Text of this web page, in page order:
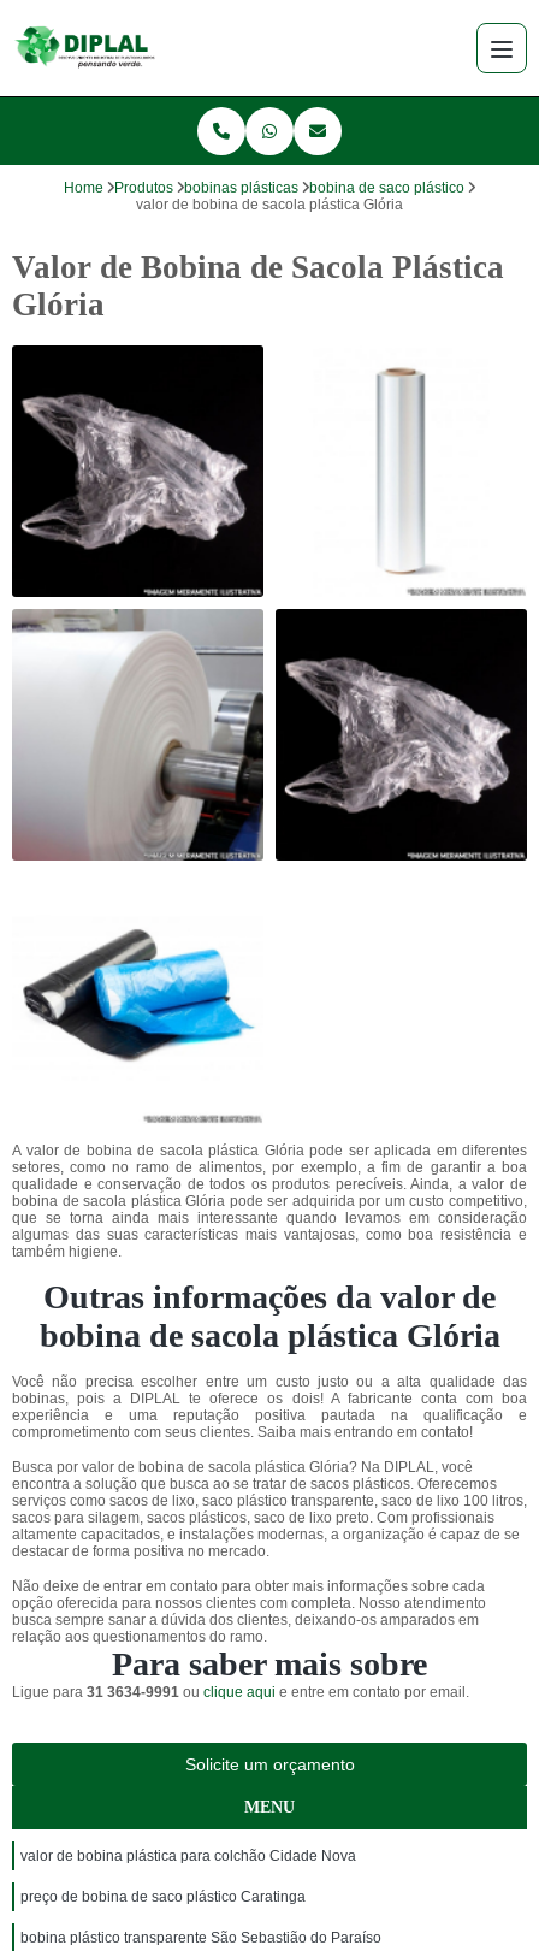
Home Produtos bobinas plásticas
bobina de saco plástico
valor de bobina de sacola plástica Glória
Valor de Bobina de Sacola Plástica
Glória
A valor de bobina de sacola plástica Glória pode ser aplicada em diferentes
setores, como no ramo de alimentos, por exemplo, a fim de garantir a boa
qualidade e conservação de todos os produtos perecíveis. Ainda, a valor de
bobina de sacola plástica Glória pode ser adquirida por um custo competitivo,
que se torna ainda mais interessante quando levamos em consideração
algumas das suas características mais vantajosas, como boa resistência e
também higiene.
Outras informações da valor de
bobina de sacola plástica Glória
Você não precisa escolher entre um custo justo ou a alta qualidade das
bobinas, pois a DIPLAL te oferece os dois! A fabricante conta com boa
experiência e uma reputação positiva pautada na qualificação e
comprometimento com seus clientes. Saiba mais entrando em contato!
Busca por valor de bobina de sacola plástica Glória? Na DIPLAL, você
encontra a solução que busca ao se tratar de sacos plásticos. Oferecemos
serviços como sacos de lixo, saco plástico transparente, saco de lixo 100 litros,
sacos para silagem, sacos plásticos, saco de lixo preto. Com profissionais
altamente capacitados, e instalações modernas, a organização é capaz de se
destacar de forma positiva no mercado.
Não deixe de entrar em contato para obter mais informações sobre cada
opção oferecida para nossos clientes com completa. Nosso atendimento
busca sempre sanar a dúvida dos clientes, deixando-os amparados em
relação aos questionamentos do ramo.
Para saber mais sobre
Ligue para 31 3634-9991 ou clique aqui e entre em contato por email.
Solicite um orçamento
MENU
valor de bobina plástica para colchão Cidade Nova
preço de bobina de saco plástico Caratinga
bobina plástico transparente São Sebastião do Paraíso